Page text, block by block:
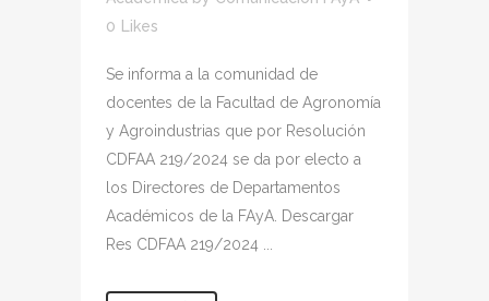
0 Likes
Se informa a la comunidad de
docentes de la Facultad de Agronomía
y Agroindustrias que por Resolución
CDFAA 219/2024 se da por electo a
los Directores de Departamentos
Académicos de la FAyA. Descargar
Res CDFAA 219/2024 ...